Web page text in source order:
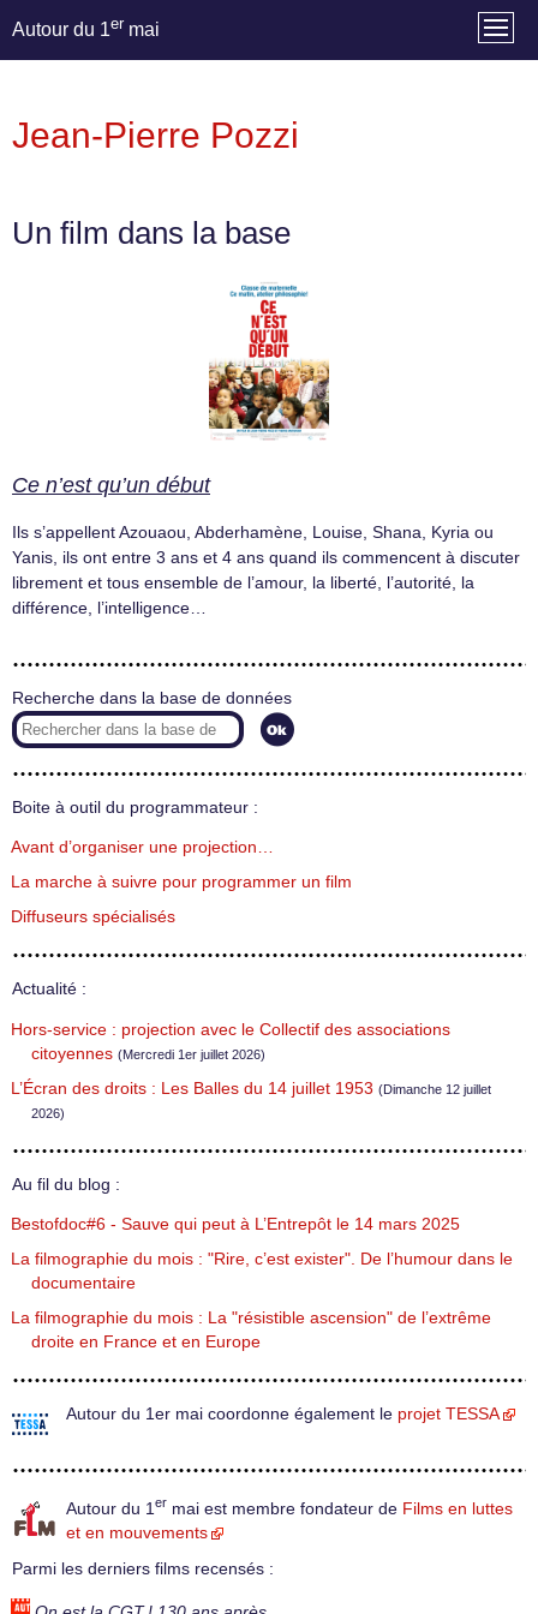
Autour du 1er mai
Jean-Pierre Pozzi
Un film dans la base
Ce n’est qu’un début
Ils s’appellent Azouaou, Abderhamène, Louise, Shana, Kyria ou
Yanis, ils ont entre 3 ans et 4 ans quand ils commencent à discuter
librement et tous ensemble de l’amour, la liberté, l’autorité, la
différence, l’intelligence…
Recherche dans la base de données
Boite à outil du programmateur :
Avant d’organiser une projection…
La marche à suivre pour programmer un film
Diffuseurs spécialisés
Actualité :
Hors-service : projection avec le Collectif des associations
citoyennes (Mercredi 1er juillet 2026)
L’Écran des droits : Les Balles du 14 juillet 1953 (Dimanche 12 juillet
2026)
Au fil du blog :
Bestofdoc#6 - Sauve qui peut à L’Entrepôt le 14 mars 2025
La filmographie du mois : "Rire, c’est exister". De l’humour dans le
documentaire
La filmographie du mois : La "résistible ascension" de l’extrême
droite en France et en Europe
Autour du 1er mai coordonne également le projet TESSA
Autour du 1 er mai est membre fondateur de Films en luttes
et en mouvements
Parmi les derniers films recensés :